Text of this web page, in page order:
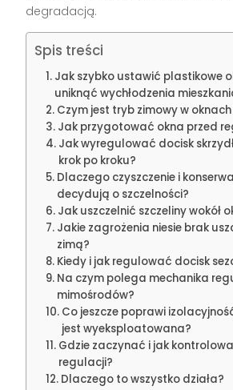
degradacją.
Spis treści
Jak szybko ustawić plastikowe
uniknąć wychłodzenia
Czym jest tryb zimowy w oknach
Jak przygotować okna przed
Jak wyregulować docisk
krok po kroku?
Dlaczego czyszczenie i
decydują o szczelności?
Jak uszczelnić szczeliny wokół
Jakie zagrożenia niesie brak
zimą?
Kiedy i jak regulować docisk
Na czym polega mechanika
mimośrodów?
Co jeszcze poprawi
jest wyeksploatowana?
Gdzie zaczynać i jak
regulacji?
Dlaczego to wszystko działa?